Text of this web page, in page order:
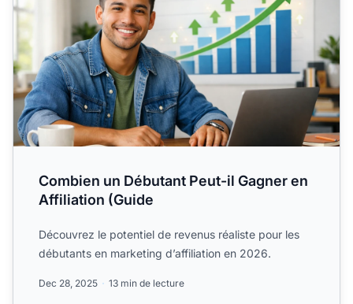
Combien un Débutant Peut-il Gagner en
Affiliation (Guide
Découvrez le potentiel de revenus réaliste pour les
débutants en marketing d’affiliation en 2026.
Dec 28, 2025 13 min de lecture